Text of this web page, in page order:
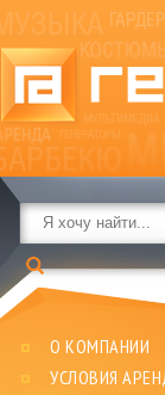
О КОМПАНИИ
УСЛОВИЯ